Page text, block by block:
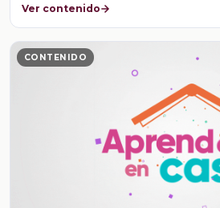
Ver contenido
CONTENIDO